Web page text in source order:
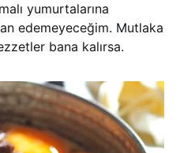
yumurtalarına
edemeyeceğim. Mutlaka
bana kalırsa.